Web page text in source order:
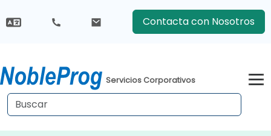
Contacta con Nosotros
Servicios Corporativos